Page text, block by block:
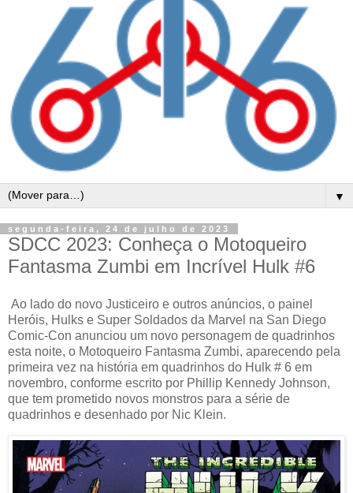
▼
segunda-feira, 24 de julho de 2023
SDCC 2023: Conheça o Motoqueiro
Fantasma Zumbi em Incrível Hulk #6
Ao lado do novo Justiceiro e outros anúncios, o painel
Heróis, Hulks e Super Soldados da Marvel na San Diego
Comic-Con anunciou um novo personagem de quadrinhos
esta noite, o Motoqueiro Fantasma Zumbi, aparecendo pela
primeira vez na história em quadrinhos do Hulk # 6 em
novembro, conforme escrito por Phillip Kennedy Johnson,
que tem prometido novos monstros para a série de
quadrinhos e desenhado por Nic Klein.